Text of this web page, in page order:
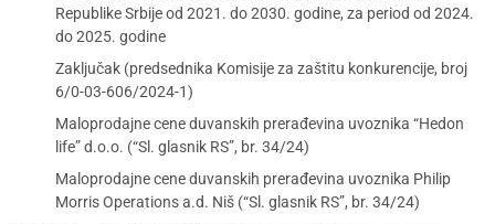
Republike Srbije od 2021. do 2030. godine, za period od 2024.
do 2025. godine
Zaključak (predsednika Komisije za zaštitu konkurencije, broj
6/0-03-606/2024-1)
Maloprodajne cene duvanskih prerađevina uvoznika “Hedon
life” d.o.o. (“Sl. glasnik RS”, br. 34/24)
Maloprodajne cene duvanskih prerađevina uvoznika Philip
Morris Operations a.d. Niš (“Sl. glasnik RS”, br. 34/24)